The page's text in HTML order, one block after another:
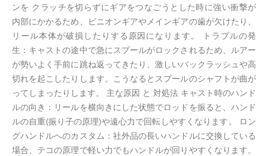
ンを クラッチを切らずにギアをつなごうとした時に強い衝撃が
内部にかかるため、ピニオンギアやメインギアの歯が欠けたり、
リール本体が破損したりする原因になります。 トラブルの発
生：キャストの途中で急にスプールがロックされるため、ルアー
が勢いよく手前に跳ね返ってきたり、激しいバックラッシュや高
切れを起こしたりします。こうなるとスプールのシャフトが曲が
ってしまったりします。 主な原因 と 対処法 キャスト時のハンド
ルの向き：リールを横向きにした状態でロッドを振ると、ハンド
ルの自重(振り子の原理)や遠心力で回転しやすくなります。 ロン
グハンドルへのカスタム：社外品の長いハンドルに交換している
場合、テコの原理で軽い力でもハンドルが回りやすくなります。